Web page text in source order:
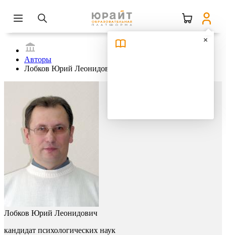
Авторы
Лобков Юрий Леонидович
Лобков Юрий Леонидович
кандидат психологических наук